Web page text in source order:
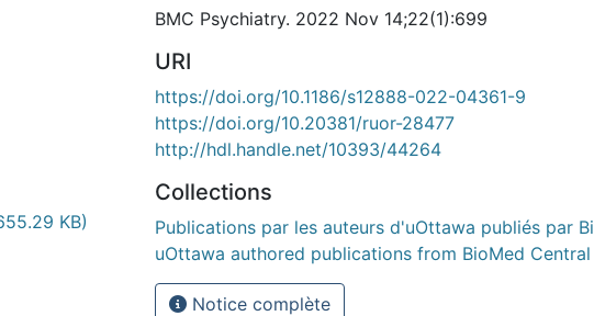
KB)
BMC Psychiatry. 2022 Nov 14;22(1):699
URI
https://doi.org/10.1186/s12888-022-04361-9
https://doi.org/10.20381/ruor-28477
http://hdl.handle.net/10393/44264
Collections
Publications par les auteurs d'uOttawa publiés par
uOttawa authored publications from BioMed Central
Notice complète